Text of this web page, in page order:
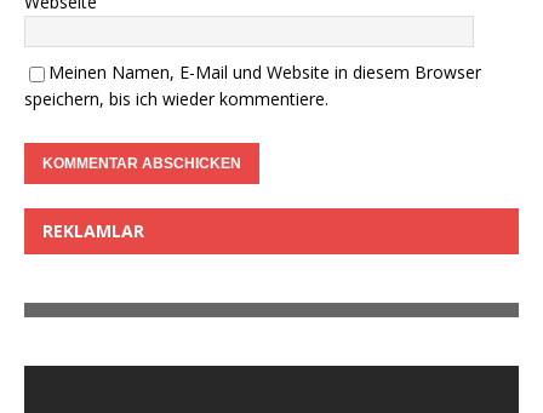
Meinen Namen, E-Mail und Website in diesem Browser
speichern, bis ich wieder kommentiere.
REKLAMLAR